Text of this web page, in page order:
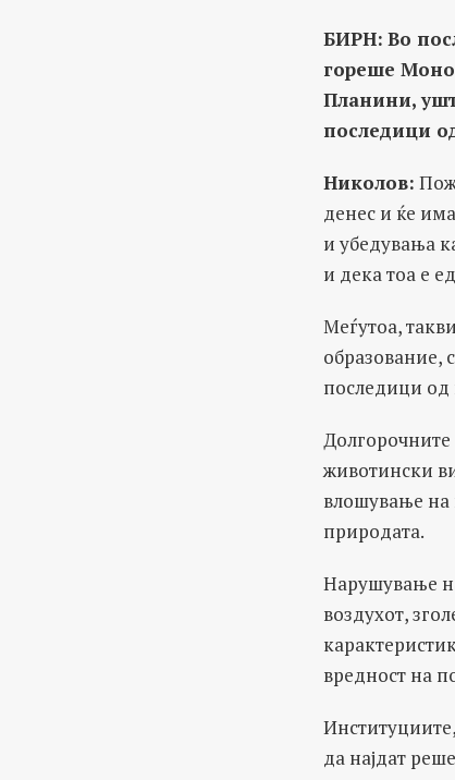
БИРН: Во
гореше
Планини,
последици
Николов:
денес и ќе
и убедувања
и дека тоа е
Меѓутоа,
образование,
последици од
животински
влошување на
природата.
Нарушување
воздухот,
вредност на
да најдат